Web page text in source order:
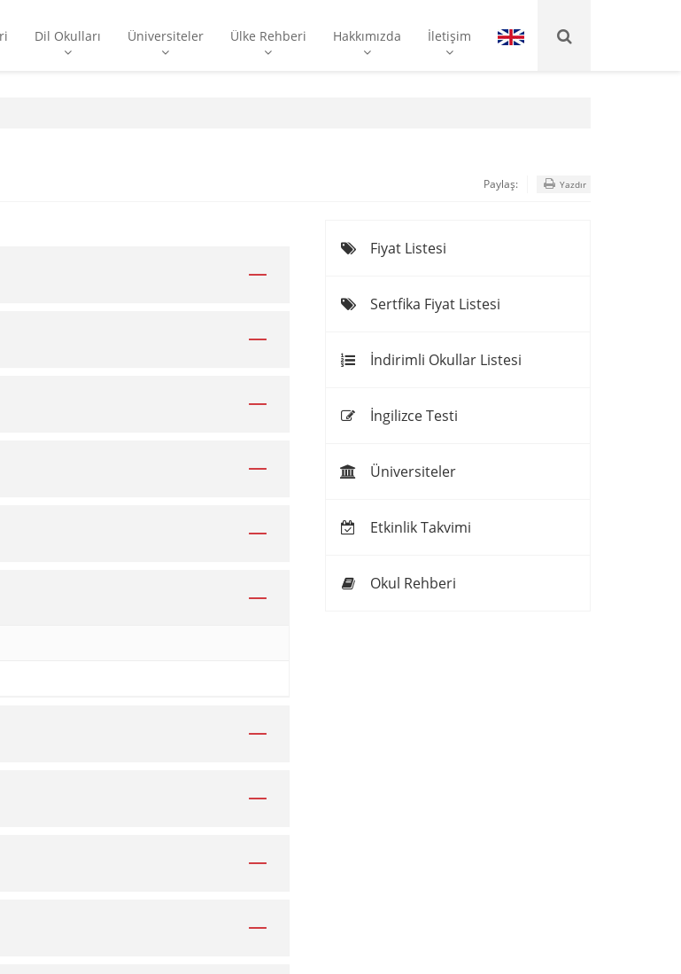
Dil Okulları Üniversiteler Ülke Rehberi Hakkımızda İletişim
Paylaş: Yazdır
Fiyat Listesi
Sertfika Fiyat Listesi
İndirimli Okullar Listesi
İngilizce Testi
Üniversiteler
Etkinlik Takvimi
Okul Rehberi